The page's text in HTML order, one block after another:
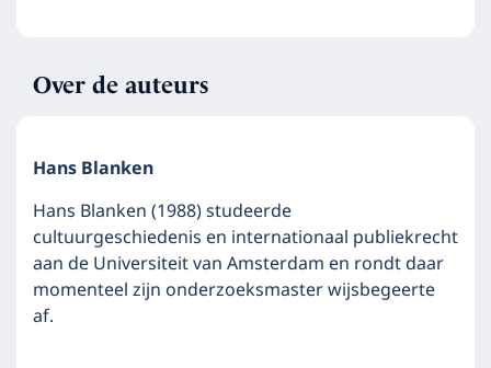
Over de auteurs
Hans Blanken
Hans Blanken (1988) studeerde
cultuurgeschiedenis en internationaal publiekrecht
aan de Universiteit van Amsterdam en rondt daar
momenteel zijn onderzoeksmaster wijsbegeerte
af.